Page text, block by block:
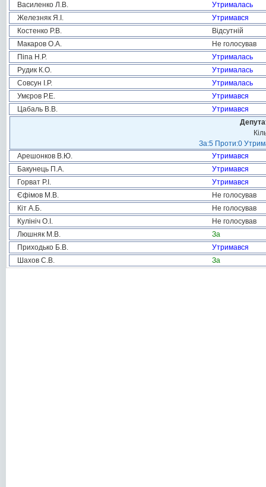
Василенко Л.В.
Утрималась
Железняк Я.І.
Утримався
Костенко Р.В.
Відсутній
Макаров О.А.
Не голосував
Піпа Н.Р.
Утрималась
Рудик К.О.
Утрималась
Совсун І.Р.
Утрималась
Умєров Р.Е.
Утримався
Цабаль В.В.
Утримався
За:5 Проти:0
Арешонков В.Ю.
Утримався
Бакунець П.А.
Утримався
Горват Р.І.
Утримався
Єфімов М.В.
Не голосував
Кіт А.Б.
Не голосував
Кулініч О.І.
Не голосував
Люшняк М.В.
За
Приходько Б.В.
Утримався
Шахов С.В.
За